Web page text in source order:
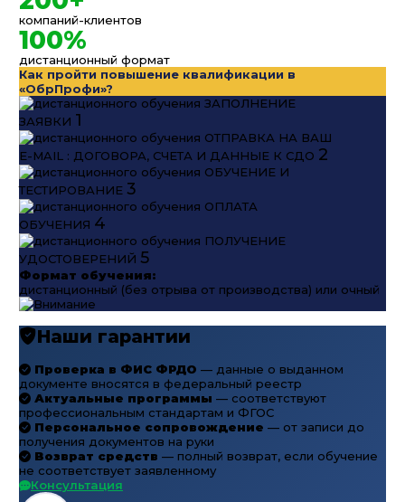
компаний-клиентов
100%
дистанционный формат
Как пройти повышение квалификации в
«ОбрПрофи»?
ЗАПОЛНЕНИЕ
ЗАЯВКИ 1
ОТПРАВКА НА ВАШ
E-MAIL : ДОГОВОРА, СЧЕТА И ДАННЫЕ К СДО 2
ОБУЧЕНИЕ И
ТЕСТИРОВАНИЕ 3
ОПЛАТА
ОБУЧЕНИЯ 4
ПОЛУЧЕНИЕ
УДОСТОВЕРЕНИЙ 5
Формат обучения:
дистанционный (без отрыва от производства) или очный
Наши гарантии
Проверка в ФИС ФРДО — данные о выданном
документе вносятся в федеральный реестр
Актуальные программы — соответствуют
профессиональным стандартам и ФГОС
Персональное сопровождение — от записи до
получения документов на руки
Возврат средств — полный возврат, если обучение
не соответствует заявленному
Консультация